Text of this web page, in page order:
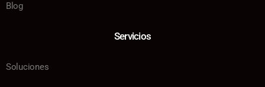
Blog
Servicios
Soluciones